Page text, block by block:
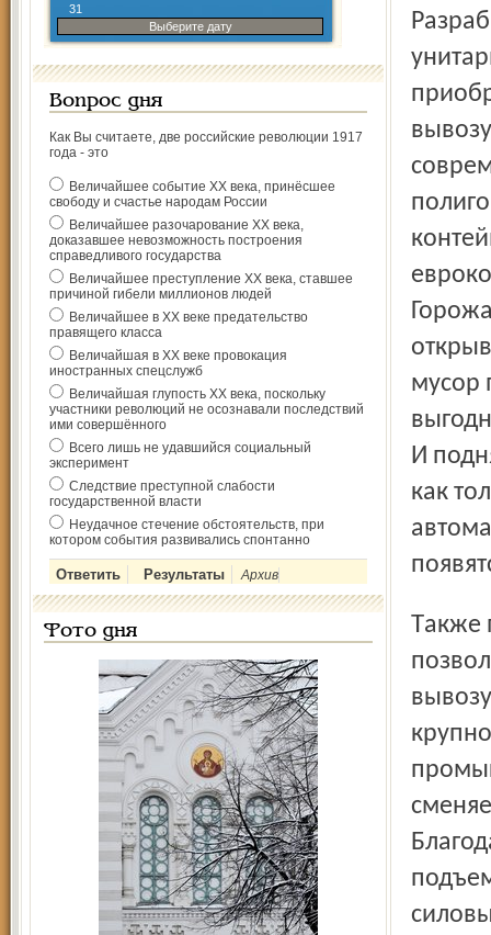
31
Выберите дату
Вопрос дня
Как Вы считаете, две российские революции 1917
года - это
Величайшее событие ХХ века, принёсшее
свободу и счастье народам России
Величайшее разочарование ХХ века,
доказавшее невозможность построения
справедливого государства
Величайшее преступление ХХ века, ставшее
причиной гибели миллионов людей
Величайшее в ХХ веке предательство
правящего класса
Величайшая в ХХ веке провокация
иностранных спецслужб
Величайшая глупость ХХ века, поскольку
участники революций не осознавали последствий
ими совершённого
Всего лишь не удавшийся социальный
эксперимент
Следствие преступной слабости
государственной власти
Неудачное стечение обстоятельств, при
котором события развивались спонтанно
Архив
Фото дня
мусор
И
как
Также приобретен контейнерный мусоровоз МКС-1,